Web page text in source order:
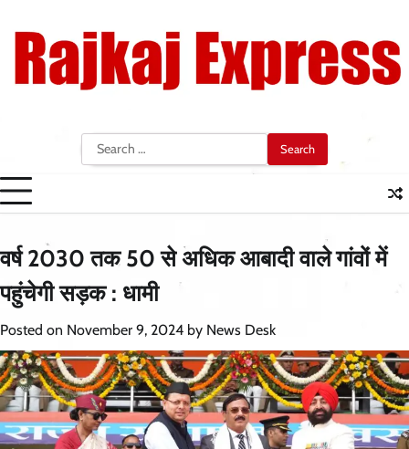
content
Search
for:
वर्ष 2030 तक 50 से अधिक आबादी वाले गांवों में
पहुंचेगी सड़क : धामी
Posted on November 9, 2024 by News Desk